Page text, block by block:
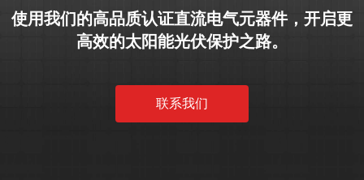
使用我们的高品质认证直流电气元器件，开启更
高效的太阳能光伏保护之路。
联系我们